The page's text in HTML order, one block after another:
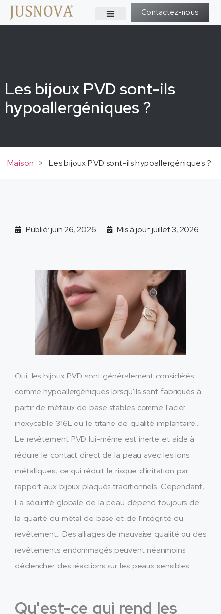
Contactez-nous
Les bijoux PVD sont-ils
hypoallergéniques ?
Maison > Les bijoux PVD sont-ils hypoallergéniques ?
Publié: juin 26, 2026 Mis à jour: juillet 3, 2026
Oui, les bijoux PVD sont généralement considérés
comme hypoallergéniques lorsqu'ils sont fabriqués à
partir de métaux de base stables comme l'acier
inoxydable 316L ou le titane de qualité implantaire..
Le revêtement PVD lui-même est inerte et aide à
réduire le contact direct de la peau avec les ions
métalliques, ce qui réduit le risque d'irritation par
rapport aux bijoux plaqués traditionnels. Cependant,
La sécurité globale de la peau dépend toujours de
la qualité du métal de base et de l'intégrité du
revêtement.. Des alliages de mauvaise qualité ou des
revêtements endommagés peuvent néanmoins
déclencher des réactions sur les peaux sensibles.
Qu'est-ce qui rend les